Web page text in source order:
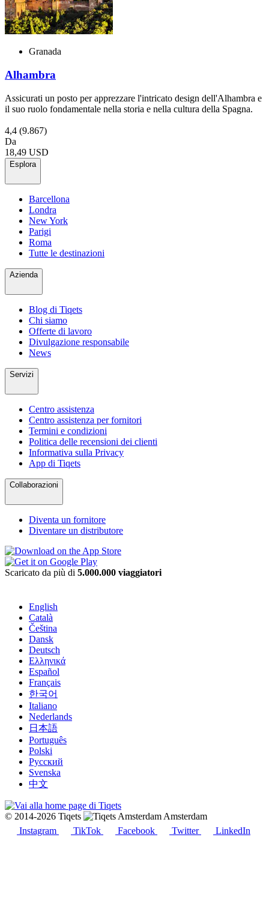
Granada
Alhambra
Assicurati un posto per apprezzare l'intricato design dell'Alhambra e
il suo ruolo fondamentale nella storia e nella cultura della Spagna.
4,4 (9.867)
Da
18,49 USD
Esplora
Barcellona
Londra
New York
Parigi
Roma
Tutte le destinazioni
Azienda
Blog di Tiqets
Chi siamo
Offerte di lavoro
Divulgazione responsabile
News
Servizi
Centro assistenza
Centro assistenza per fornitori
Termini e condizioni
Politica delle recensioni dei clienti
Informativa sulla Privacy
App di Tiqets
Collaborazioni
Diventa un fornitore
Diventare un distributore
Scaricato da più di 5.000.000 viaggiatori
English
Català
Čeština
Dansk
Deutsch
Ελληνικά
Español
Français
한국어
Italiano
Nederlands
日本語
Português
Polski
Русский
Svenska
中文
© 2014-2026 Tiqets
Amsterdam
Instagram
TikTok Facebook Twitter LinkedIn